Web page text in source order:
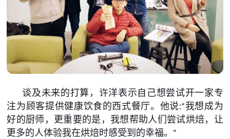
谈及未来的打算，许洋表示自己想尝试开一家专
注为顾客提供健康饮食的西式餐厅。他说:“我想成为
好的厨师，更重要的是，我想帮助人们尝试烘焙，让
更多的人体验我在烘焙时感受到的幸福。”